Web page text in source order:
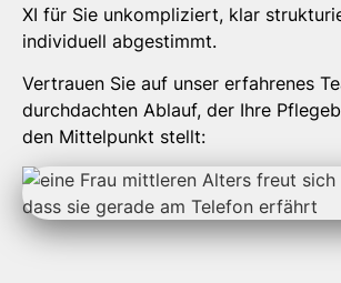
XI für Sie unkompliziert, klar
individuell abgestimmt.
Vertrauen Sie auf unser erfahrenes
durchdachten Ablauf, der Ihre
den Mittelpunkt stellt: